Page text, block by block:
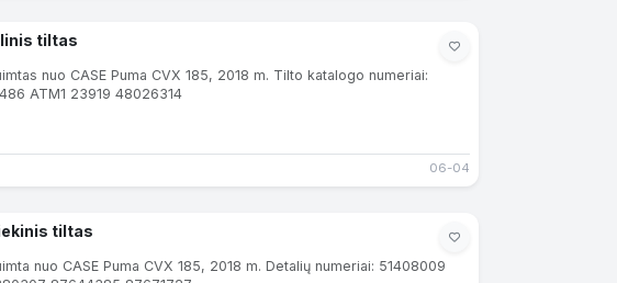
tiltas
nuo CASE Puma CVX 185, 2018 m. Tilto katalogo numeriai:
ATM1 23919 48026314
06-04
tiltas
nuo CASE Puma CVX 185, 2018 m. Detalių numeriai: 51408009